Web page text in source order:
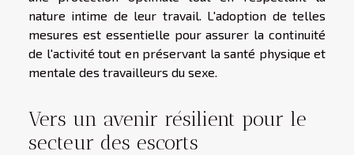
nature intime de leur travail. L'adoption de telles
mesures est essentielle pour assurer la continuité
de l'activité tout en préservant la santé physique et
mentale des travailleurs du sexe.
Vers un avenir résilient pour le
secteur des escorts